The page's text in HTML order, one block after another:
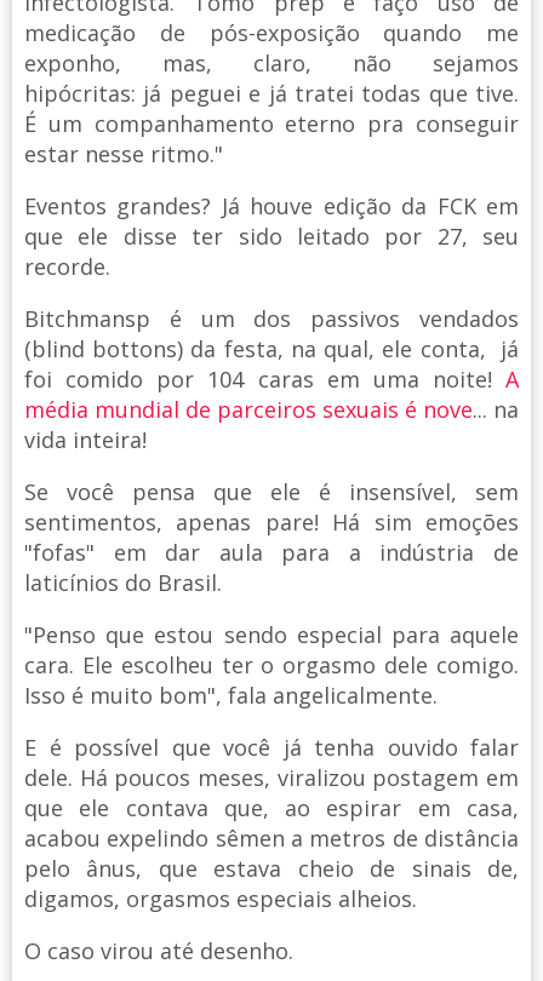
medicação de pós-exposição quando me
exponho, mas, claro, não sejamos
hipócritas: já peguei e já tratei todas que tive.
É um companhamento eterno pra conseguir
estar nesse ritmo."
Eventos grandes? Já houve edição da FCK em
que ele disse ter sido leitado por 27, seu
recorde.
Bitchmansp é um dos passivos vendados
(blind bottons) da festa, na qual, ele conta, já
foi comido por 104 caras em uma noite! A
média mundial de parceiros sexuais é nove... na
vida inteira!
Se você pensa que ele é insensível, sem
sentimentos, apenas pare! Há sim emoções
"fofas" em dar aula para a indústria de
laticínios do Brasil.
"Penso que estou sendo especial para aquele
cara. Ele escolheu ter o orgasmo dele comigo.
Isso é muito bom", fala angelicalmente.
E é possível que você já tenha ouvido falar
dele. Há poucos meses, viralizou postagem em
que ele contava que, ao espirar em casa,
acabou expelindo sêmen a metros de distância
pelo ânus, que estava cheio de sinais de,
digamos, orgasmos especiais alheios.
O caso virou até desenho.